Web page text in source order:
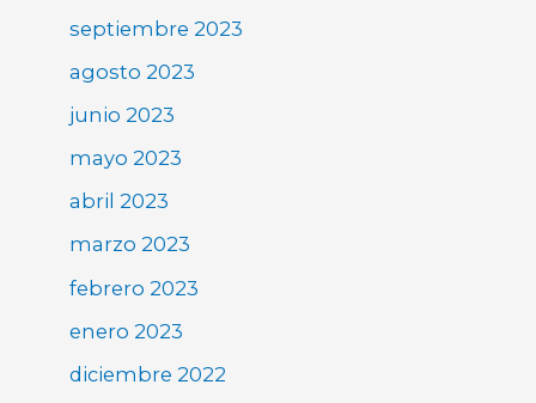
septiembre 2023
agosto 2023
junio 2023
mayo 2023
abril 2023
marzo 2023
febrero 2023
enero 2023
diciembre 2022